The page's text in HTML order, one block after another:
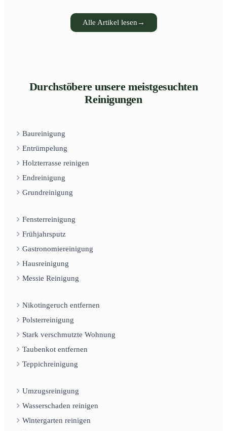
Alle Artikel lesen →
Durchstöbere unsere meistgesuchten
Reinigungen
Baureinigung
Entrümpelung
Holzterrasse reinigen
Endreinigung
Grundreinigung
Fensterreinigung
Frühjahrsputz
Gastronomiereinigung
Hausreinigung
Messie Reinigung
Nikotingeruch entfernen
Polsterreinigung
Stark verschmutzte Wohnung
Taubenkot entfernen
Teppichreinigung
Umzugsreinigung
Wasserschaden reinigen
Wintergarten reinigen